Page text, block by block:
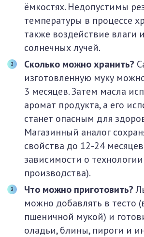
ёмкостях. Недопустимы
температуры в процессе
также воздействие влаги
солнечных лучей.
Сколько можно хранить?
изготовленную муку
3 месяцев. Затем масла
аромат продукта, а его
станет опасным для
Магазинный аналог
свойства до 12-24
зависимости о технологии
производства).
Что можно приготовить?
можно добавлять в тесто
пшеничной мукой) и
оладьи, блины, пироги и